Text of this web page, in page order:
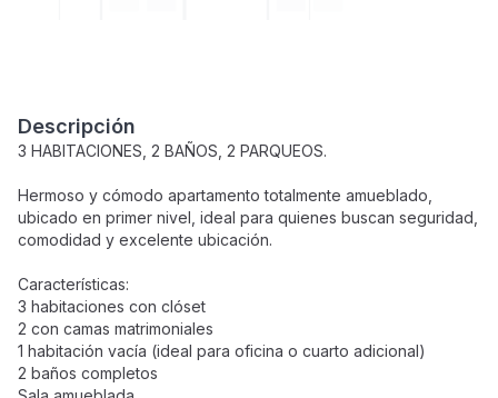
Descripción
3 HABITACIONES, 2 BAÑOS, 2 PARQUEOS.
Hermoso y cómodo apartamento totalmente amueblado,
ubicado en primer nivel, ideal para quienes buscan seguridad,
comodidad y excelente ubicación.
Características:
3 habitaciones con clóset
2 con camas matrimoniales
1 habitación vacía (ideal para oficina o cuarto adicional)
2 baños completos